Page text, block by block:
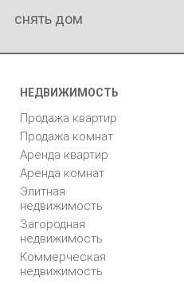
снять дом
НЕДВИЖИМОСТЬ
Продажа квартир
Продажа комнат
Аренда квартир
Аренда комнат
Элитная
недвижимость
Загородная
недвижимость
Коммерческая
недвижимость